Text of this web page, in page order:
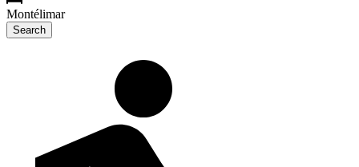
Montélimar
Search